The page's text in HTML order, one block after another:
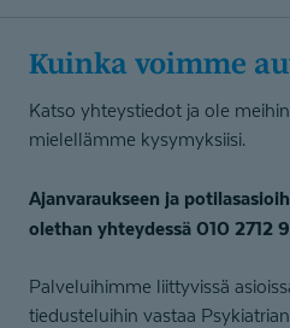
Kuinka voimme
Katso yhteystiedot ja ole
mielellämme kysymyksiisi.
Ajanvaraukseen ja
olethan yhteydessä 010 2712
Palveluihimme liittyvissä
tiedusteluihin vastaa